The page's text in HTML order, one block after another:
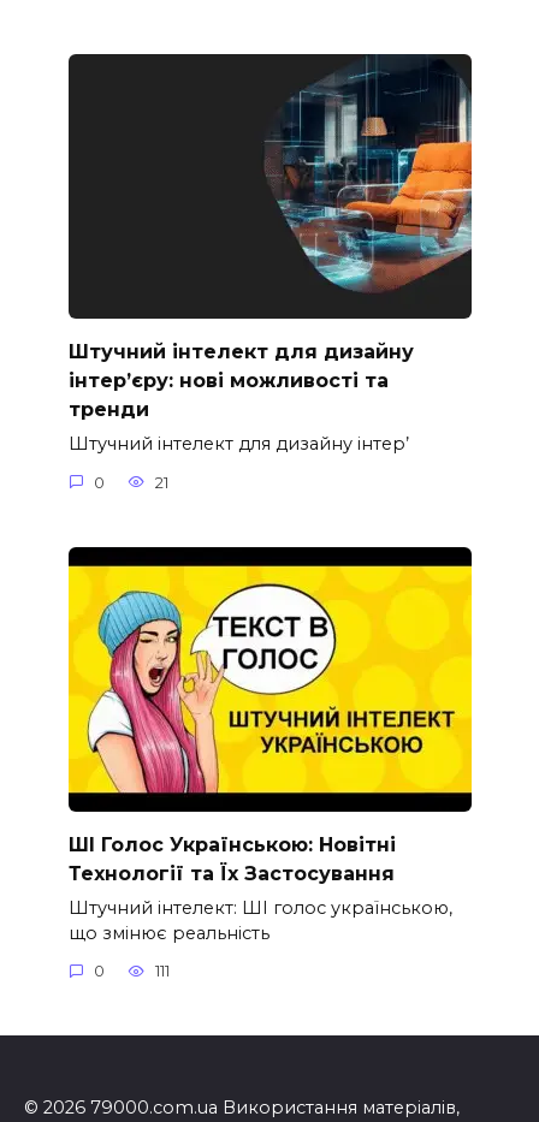
Штучний інтелект для дизайну
інтер’єру: нові можливості та
тренди
Штучний інтелект для дизайну інтер’
0 21
ШІ Голос Українською: Новітні
Технології та Їх Застосування
Штучний інтелект: ШІ голос українською,
що змінює реальність
0 111
© 2026 79000.com.ua Використання матеріалів,